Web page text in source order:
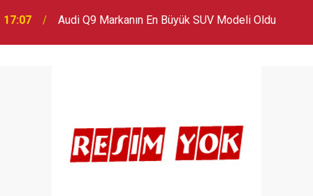
17:07 Audi Q9 Markanın En Büyük SUV Modeli Oldu